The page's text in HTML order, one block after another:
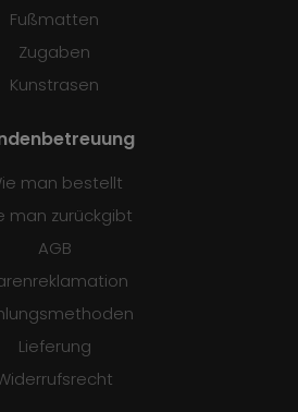
Fußmatten
Zugaben
Kunstrasen
man bestellt
man zurückgibt
AGB
Lieferung